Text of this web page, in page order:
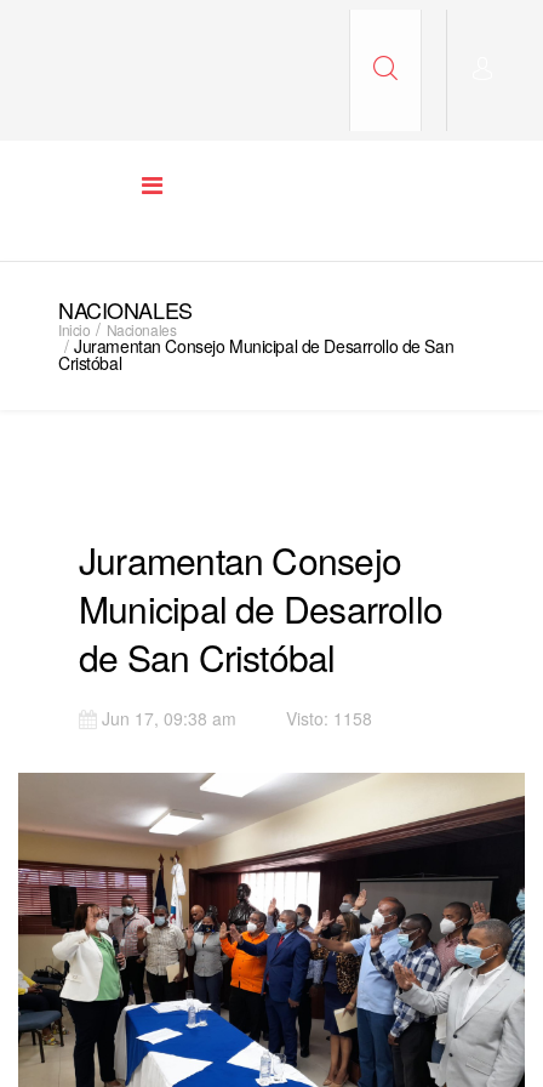
NACIONALES
Inicio Nacionales
Juramentan Consejo Municipal de Desarrollo de San
Cristóbal
Juramentan Consejo
Municipal de Desarrollo
de San Cristóbal
Jun 17, 09:38 am Visto: 1158